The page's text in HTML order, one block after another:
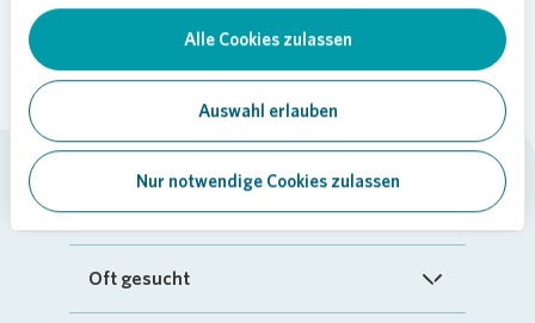
Alle Cookies zulassen
Auswahl erlauben
Nur notwendige Cookies zulassen
Vonovia SE
Startseite
Oft gesucht